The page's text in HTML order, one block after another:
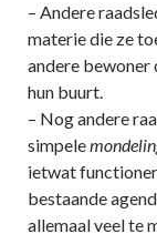
– Andere
materie die ze
andere bewoner
hun buurt.
– Nog andere
simpele
ietwat
bestaande
allemaal veel te